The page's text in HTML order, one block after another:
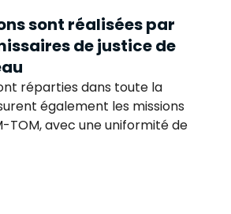
sont réalisées par
de justice de
réparties dans toute la
également les missions
TOM, avec une uniformité de